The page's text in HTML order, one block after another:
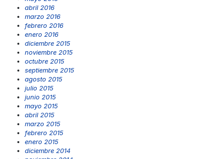
abril 2016
marzo 2016
febrero 2016
enero 2016
diciembre 2015
noviembre 2015
octubre 2015
septiembre 2015
agosto 2015
julio 2015
junio 2015
mayo 2015
abril 2015
marzo 2015
febrero 2015
enero 2015
diciembre 2014